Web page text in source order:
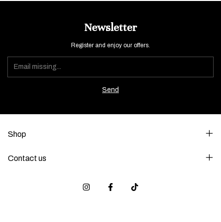
Newsletter
Register and enjoy our offers.
Shop
Contact us